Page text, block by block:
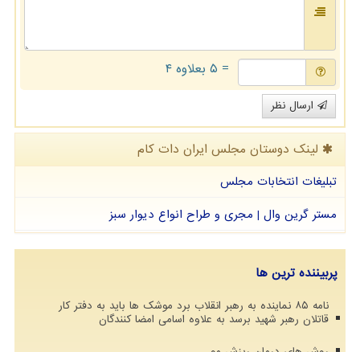
= ۵ بعلاوه ۴
ارسال نظر
لینک دوستان مجلس ایران دات كام
تبلیغات انتخابات مجلس
مستر گرین وال | مجری و طراح انواع دیوار سبز
پربیننده ترین ها
نامه ۸۵ نماینده به رهبر انقلاب برد موشک ها باید به دفتر کار
قاتلان رهبر شهید برسد به علاوه اسامی امضا کنندگان